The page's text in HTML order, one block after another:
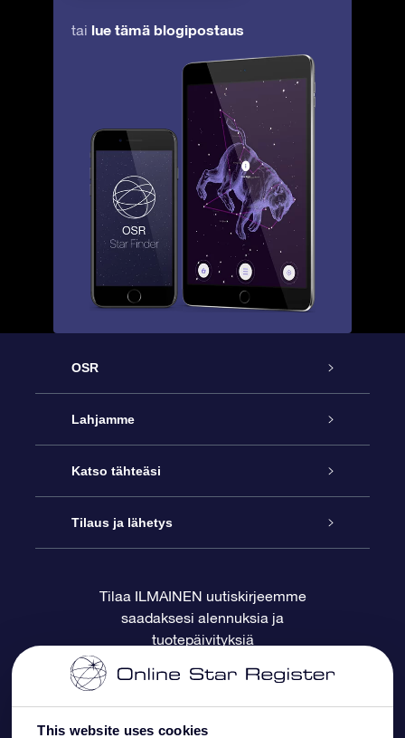
This website uses cookies
tai lue tämä blogipostaus
OSR
Palvelu
Ota meihin yhteyttä
Blogi
Arvostelut
Lahjamme
Online Star -lahja
OSR-lahjapakkaus
OSR-lahjakortti
Yrityslahjat
Katso tähteäsi
Star Register
Henkilökohtainen Tähtisivu
One Million Stars
OSR -tähden tallennus
Tilaus ja lähetys
Maksutiedot
Toimitustiedot
Palautuskäytäntö
Tilaa ILMAINEN uutiskirjeemme
saadaksesi alennuksia ja
tuotepäivityksiä